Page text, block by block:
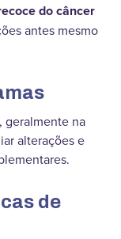
do câncer
antes mesmo
geralmente na
alterações e
de